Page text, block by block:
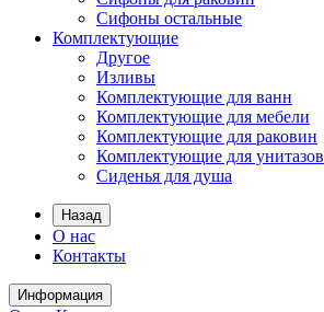
Сифоны остальные
Комплектующие
Другое
Изливы
Комплектующие для ванн
Комплектующие для мебели
Комплектующие для раковин
Комплектующие для унитазов
Сиденья для душа
Назад
О нас
Контакты
Информация